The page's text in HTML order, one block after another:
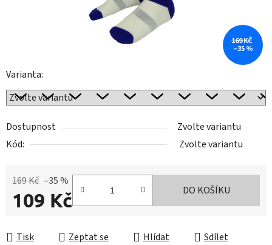
Varianta:
Dostupnost
Zvolte variantu
Kód:
Zvolte variantu
169 Kč –35 %
109 Kč DO KOŠÍKU
Tisk Zeptat se Hlídat Sdílet
169 KČ
–35 %